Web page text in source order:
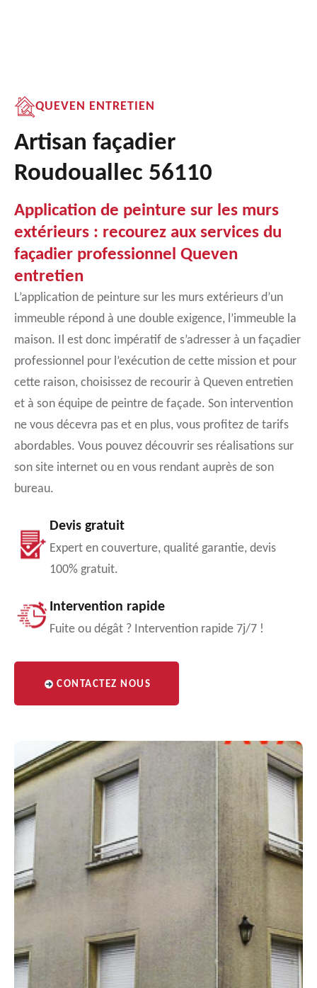
QUEVEN ENTRETIEN
Artisan façadier
Roudouallec 56110
Application de peinture sur les murs
extérieurs : recourez aux services du
façadier professionnel Queven
entretien
L’application de peinture sur les murs extérieurs d’un
immeuble répond à une double exigence, l’immeuble la
maison. Il est donc impératif de s’adresser à un façadier
professionnel pour l’exécution de cette mission et pour
cette raison, choisissez de recourir à Queven entretien
et à son équipe de peintre de façade. Son intervention
ne vous décevra pas et en plus, vous profitez de tarifs
abordables. Vous pouvez découvrir ses réalisations sur
son site internet ou en vous rendant auprès de son
bureau.
Devis gratuit
Expert en couverture, qualité garantie, devis
100% gratuit.
Intervention rapide
Fuite ou dégât ? Intervention rapide 7j/7 !
CONTACTEZ NOUS